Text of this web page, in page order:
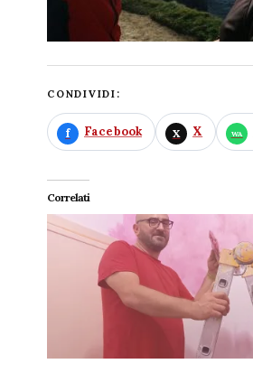
CONDIVIDI:
Facebook X
Correlati